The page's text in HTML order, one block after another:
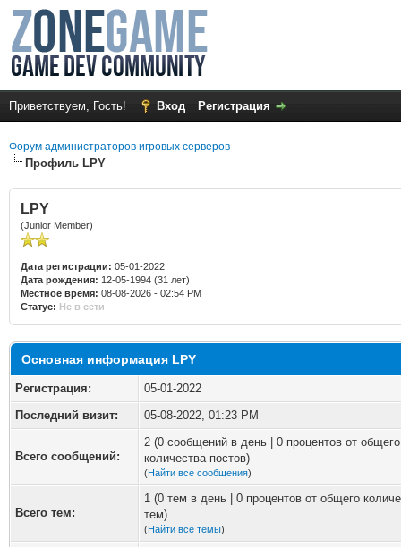
Приветствуем, Гость! Вход Регистрация
Форум администраторов игровых серверов
Профиль LPY
LPY
(Junior Member)
Дата регистрации: 05-01-2022
Дата рождения: 12-05-1994 (31 лет)
Местное время: 08-08-2026 - 02:54 PM
Статус: Не в сети
Основная информация LPY
Регистрация:
05-01-2022
Последний визит:
05-08-2022, 01:23 PM
Всего сообщений:
2 (0 сообщений в день | 0 процентов от общего
количества постов)
(Найти все сообщения)
Всего тем:
1 (0 тем в день | 0 процентов от общего
тем)
(Найти все темы)